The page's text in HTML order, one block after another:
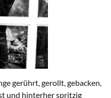
gerührt, gerollt, gebacken,
und hinterher spritzig